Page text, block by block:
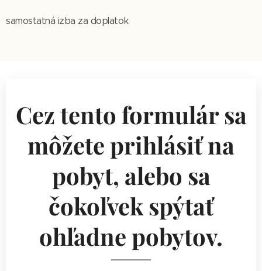
samostatná izba za doplatok
Cez tento formulár sa
môžete prihlásiť na
pobyt, alebo sa
čokoľvek spýtať
ohľadne pobytov.